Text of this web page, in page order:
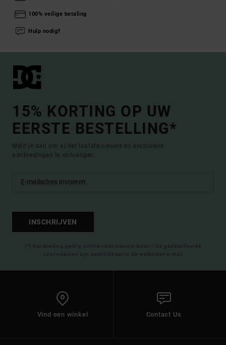
100% veilige betaling
Hulp nodig?
15% KORTING OP UW
EERSTE BESTELLING*
Meld je aan om al het laatste nieuws en exclusieve
aanbiedingen te ontvangen.
INSCHRIJVEN
(*) Aanbieding geldig online voor nieuwe leden - De gedetailleerde
voorwaarden zijn beschikbaar in de welkomst e-mail
Vind een winkel Contact Us